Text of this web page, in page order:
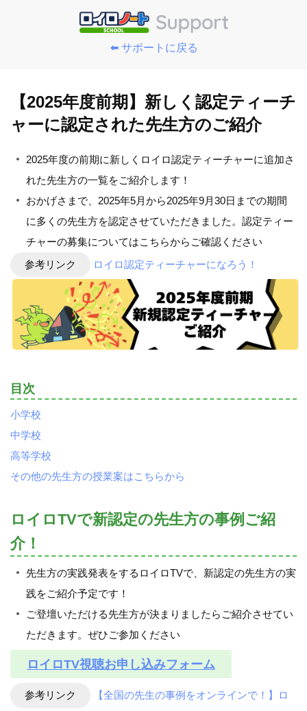
⬅️ サポートに戻る
【2025年度前期】新しく認定ティーチ
ャーに認定された先生方のご紹介
2025年度の前期に新しくロイロ認定ティーチャーに追加さ
れた先生方の一覧をご紹介します！
おかげさまで、2025年5月から2025年9月30日までの期間
に多くの先生方を認定させていただきました。認定ティー
チャーの募集についてはこちらからご確認ください
参考リンク
ロイロ認定ティーチャーになろう！
目次
小学校
中学校
高等学校
その他の先生方の授業案はこちらから
ロイロTVで新認定の先生方の事例ご紹
介！
先生方の実践発表をするロイロTVで、新認定の先生方の実
践をご紹介予定です！
ご登壇いただける先生方が決まりましたらご紹介させてい
ただきます。ぜひご参加ください
ロイロTV視聴お申し込みフォーム
参考リンク
【全国の先生の事例をオンラインで！】ロ